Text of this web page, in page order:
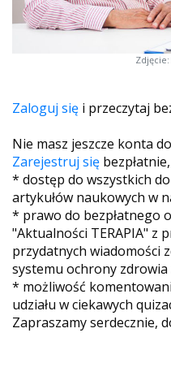
Zaloguj się i przeczytaj
Nie masz jeszcze konta
Zarejestruj się
* dostęp do wszystkich
artykułów naukowych w
* prawo do bezpłatnego
"Aktualności TERAPIA" z
przydatnych wiadomości
systemu ochrony zdrowia
* możliwość
udziału w ciekawych
Zapraszamy serdecznie,